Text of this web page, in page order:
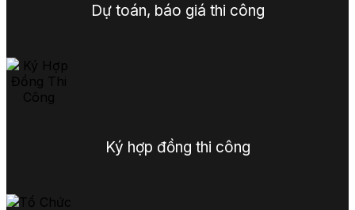
Dự toán, báo giá thi công
Ký hợp đồng thi công